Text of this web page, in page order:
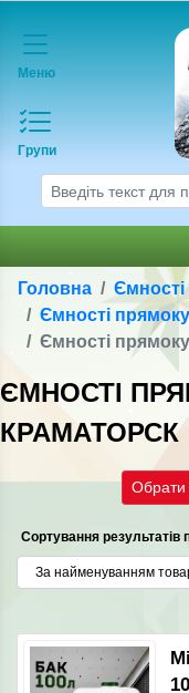
Меню
Групи
Головна
Ємності
Ємності
Ємності
ЄМНОСТІ
КРАМАТОРСК
Обрати
Сортування результатів